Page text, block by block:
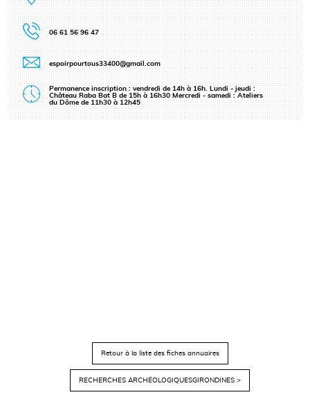
06 61 56 96 47
espoirpourtous33400@gmail.com
Permanence inscription : vendredi de 14h à 16h. Lundi - jeudi :
Château Raba Bat B de 15h à 16h30 Mercredi - samedi : Ateliers
du Dôme de 11h30 à 12h45
Retour à la liste des fiches annuaires
RECHERCHES ARCHÉOLOGIQUESGIRONDINES >